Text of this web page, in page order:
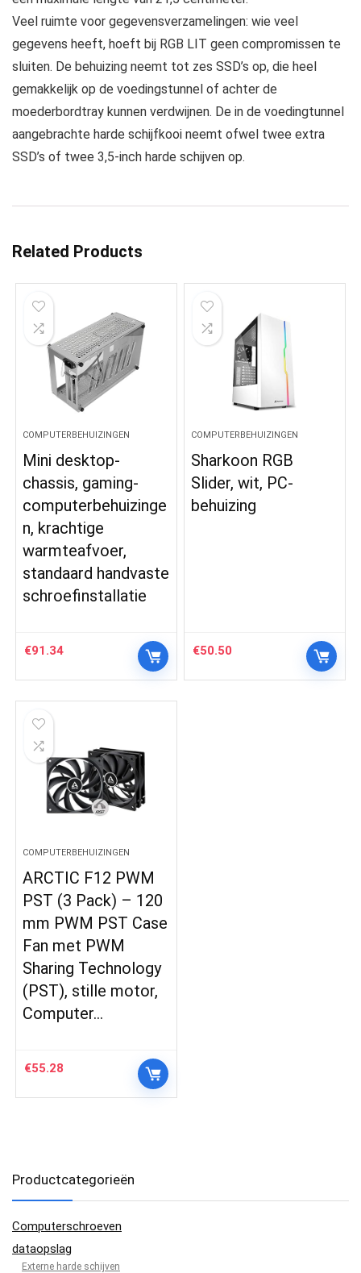
Veel ruimte voor gegevensverzamelingen: wie veel
gegevens heeft, hoeft bij RGB LIT geen compromissen te
sluiten. De behuizing neemt tot zes SSD’s op, die heel
gemakkelijk op de voedingstunnel of achter de
moederbordtray kunnen verdwijnen. De in de voedingtunnel
aangebrachte harde schijfkooi neemt ofwel twee extra
SSD’s of twee 3,5-inch harde schijven op.
Related Products
COMPUTERBEHUIZINGEN
Mini desktop-
chassis, gaming-
computerbehuizinge
n, krachtige
warmteafvoer,
standaard handvaste
schroefinstallatie
€91.34
COMPUTERBEHUIZINGEN
Sharkoon RGB
Slider, wit, PC-
behuizing
€50.50
COMPUTERBEHUIZINGEN
ARCTIC F12 PWM
PST (3 Pack) – 120
mm PWM PST Case
Fan met PWM
Sharing Technology
(PST), stille motor,
Computer…
€55.28
Productcategorieën
Computerschroeven
dataopslag
Externe harde schijven